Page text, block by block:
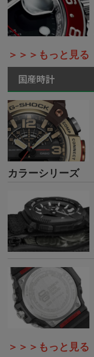
＞＞＞もっと見る
国産時計
カラーシリーズ
＞＞＞もっと見る